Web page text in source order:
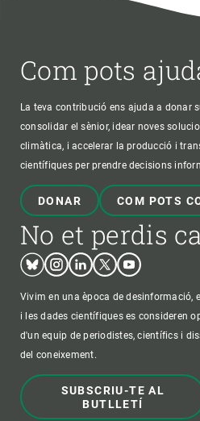
Com pots
La teva contribució ens ajuda a donar
consolidar el sènior, idear noves
climàtica, i accelerar la producció i
científiques per prendre decisions
DONAR COM POTS
No et perdis
BlueskyInstagram
LinkedinTwitterYoutube
Vivim en una època de desinformació,
i les dades científiques es consideren
d'un equip de periodistes, científics i
del coneixement.
SUBSCRIU-TE AL
BUTLLETÍ